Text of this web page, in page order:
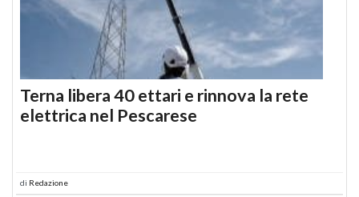
Terna libera 40 ettari e rinnova la rete
elettrica nel Pescarese
di Redazione